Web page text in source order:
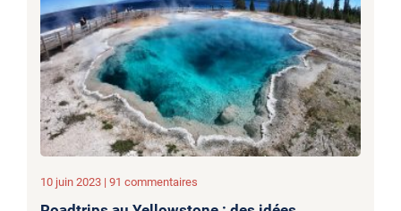
10 juin 2023 | 91 commentaires